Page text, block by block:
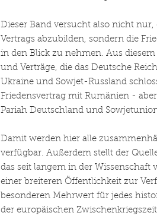
Dieser Band versucht also nicht nur,
Vertrags abzubilden, sondern die
in den Blick zu nehmen. Aus
und Verträge, die das Deutsche
Ukraine und Sowjet-Russland
Friedensvertrag mit Rumänien -
Pariah Deutschland und
Damit werden hier alle
verfügbar. Außerdem stellt der
das seit langem in der Wissenschaft
einer breiteren Öffentlichkeit zur
besonderen Mehrwert für jedes
der europäischen